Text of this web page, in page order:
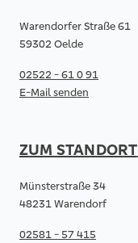
Warendorfer Straße 61
59302 Oelde
02522 - 61 0 91
E-Mail senden
ZUM STANDORT
Münsterstraße 34
48231 Warendorf
02581 - 57 415